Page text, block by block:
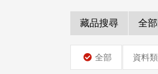
藏品搜尋 全
全部 資料